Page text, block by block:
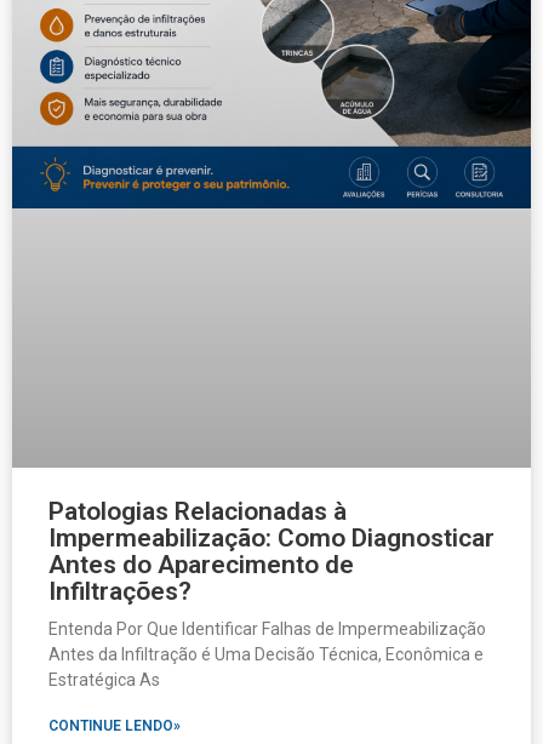
Patologias Relacionadas à
Impermeabilização: Como Diagnosticar
Antes do Aparecimento de
Infiltrações?
Entenda Por Que Identificar Falhas de Impermeabilização
Antes da Infiltração é Uma Decisão Técnica, Econômica e
Estratégica As
CONTINUE LENDO»